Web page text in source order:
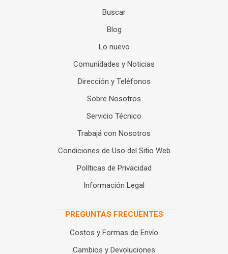
Buscar
Blog
Lo nuevo
Comunidades y Noticias
Dirección y Teléfonos
Sobre Nosotros
Servicio Técnico
Trabajá con Nosotros
Condiciones de Uso del Sitio Web
Políticas de Privacidad
Información Legal
PREGUNTAS FRECUENTES
Costos y Formas de Envío
Cambios y Devoluciones